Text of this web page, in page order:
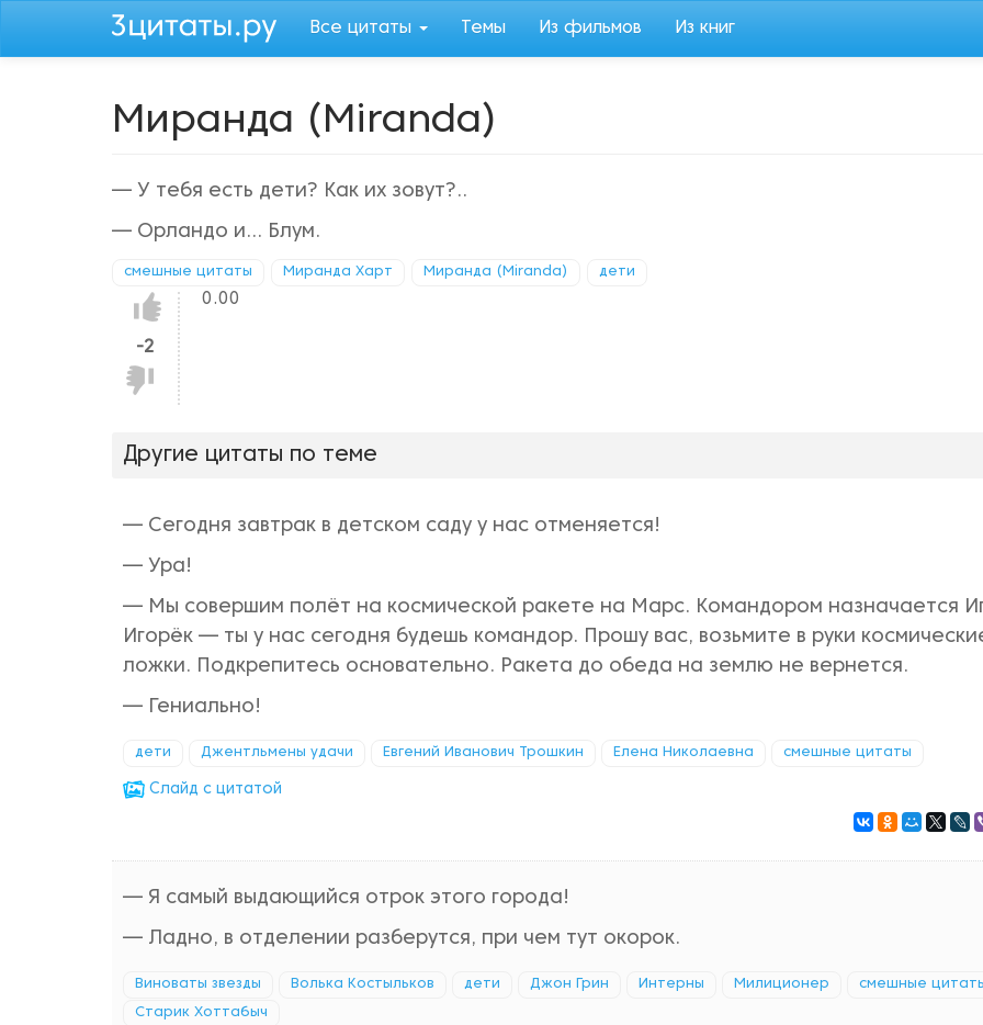
Все цитаты Темы Из фильмов Из книг
Миранда (Miranda)
— У тебя есть дети? Как их зовут?..
— Орландо и... Блум.
смешные цитаты Миранда Харт Миранда (Miranda) дети
Нравится!
-2
Не
нравится!
0.00
Другие цитаты по теме
— Сегодня завтрак в детском саду у нас отменяется!
— Ура!
— Мы совершим полёт на космической ракете на Марс. Командором назначается
Игорёк — ты у нас сегодня будешь командор. Прошу вас, возьмите в руки
ложки. Подкрепитесь основательно. Ракета до обеда на землю не вернется.
— Гениально!
дети Джентльмены удачи Евгений Иванович Трошкин Елена Николаевна смешные цитаты
Cлайд с цитатой
— Я самый выдающийся отрок этого города!
— Ладно, в отделении разберутся, при чем тут окорок.
Виноваты звезды Волька Костыльков дети Джон Грин Интерны Милиционер смешные
Старик Хоттабыч